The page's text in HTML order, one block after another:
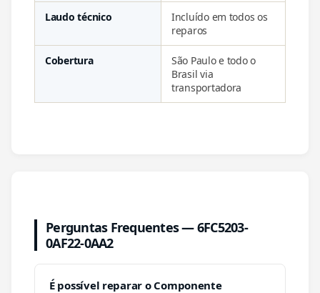
Laudo técnico
Incluído em todos os
reparos
Cobertura
São Paulo e todo o
Brasil via
transportadora
Perguntas Frequentes — 6FC5203-
0AF22-0AA2
É possível reparar o Componente